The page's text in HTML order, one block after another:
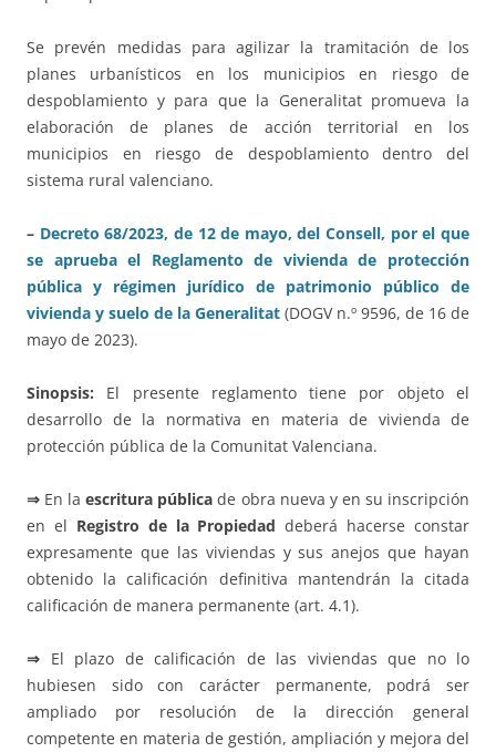
Se prevén medidas para agilizar la tramitación de los
planes urbanísticos en los municipios en riesgo de
despoblamiento y para que la Generalitat promueva la
elaboración de planes de acción territorial en los
municipios en riesgo de despoblamiento dentro del
sistema rural valenciano.
– Decreto 68/2023, de 12 de mayo, del Consell, por el que
se aprueba el Reglamento de vivienda de protección
pública y régimen jurídico de patrimonio público de
vivienda y suelo de la Generalitat (DOGV n.º 9596, de 16 de
mayo de 2023).
Sinopsis: El presente reglamento tiene por objeto el
desarrollo de la normativa en materia de vivienda de
protección pública de la Comunitat Valenciana.
⇒ En laescritura pública de obra nueva y en su inscripción
en el Registro de la Propiedad deberá hacerse constar
expresamente que las viviendas y sus anejos que hayan
obtenido la calificación definitiva mantendrán la citada
calificación de manera permanente (art. 4.1).
⇒ El plazo de calificación de las viviendas que no lo
hubiesen sido con carácter permanente, podrá ser
ampliado por resolución de la dirección general
competente en materia de gestión, ampliación y mejora del